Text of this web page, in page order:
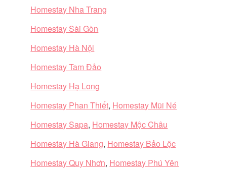
Homestay Nha Trang
Homestay Sài Gòn
Homestay Hà Nội
Homestay Tam Đảo
Homestay Hạ Long
Homestay Phan Thiết, Homestay Mũi Né
Homestay Sapa, Homestay Mộc Châu
Homestay Hà Giang, Homestay Bảo Lộc
Homestay Quy Nhơn, Homestay Phú Yên